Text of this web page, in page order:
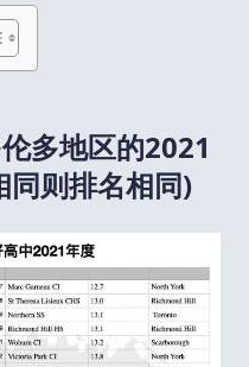
多地区的2021
同则排名相同)